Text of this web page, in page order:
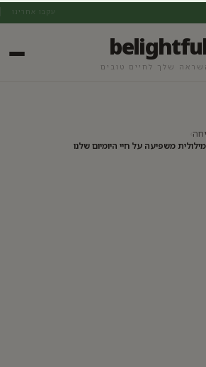
עקבו אחרינו
שלך לחיים טובים
משפיעה על חיי היומיום שלנו